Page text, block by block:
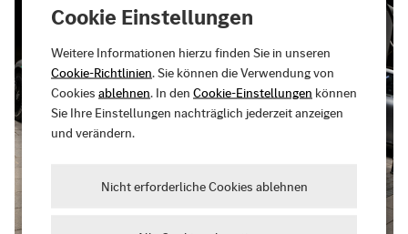
Cookie Einstellungen
Weitere Informationen hierzu finden Sie in unseren
Cookie-Richtlinien. Sie können die Verwendung von
Cookies ablehnen. In den Cookie-Einstellungen können
Sie Ihre Einstellungen nachträglich jederzeit anzeigen
und verändern.
Nicht erforderliche Cookies ablehnen